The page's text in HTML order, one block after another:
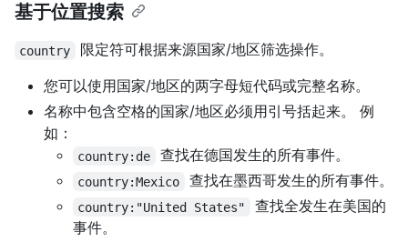
基于位置搜索
country
限定符可根据来源国家/地区筛选操作。
您可以使用国家/地区的两字母短代码或完整名称。
名称中包含空格的国家/地区必须用引号括起来。 例
如：
country:de 查找在德国发生的所有事件。
country:Mexico 查找在墨西哥发生的所有事件。
country:"United States"
查找全发生在美国的
事件。